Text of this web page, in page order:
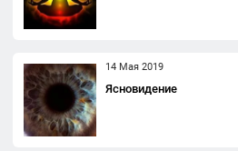
14 Мая 2019
Ясновидение